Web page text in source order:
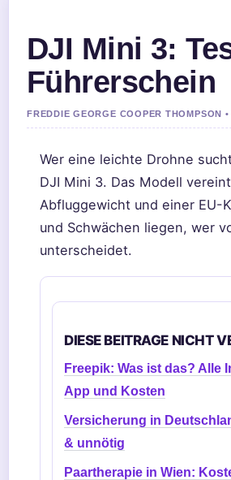
DJI Mini 3:
Führerschein
FREDDIE GEORGE COOPER THOMPSON
Wer eine leichte Drohne
DJI Mini 3. Das Modell
Abfluggewicht und einer EU-
und Schwächen liegen, wer
unterscheidet.
DIESE BEITRAGE NICHT
Freepik: Was ist das? Alle
App und Kosten
Versicherung in
& unnötig
Paartherapie in Wien: